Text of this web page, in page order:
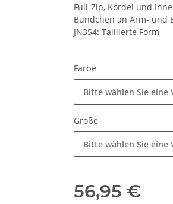
Full-Zip, Kordel und
Bündchen an Arm- und
JN354: Taillierte Form
Farbe
Bitte wählen Sie eine
Größe
Bitte wählen Sie eine
56,95 €